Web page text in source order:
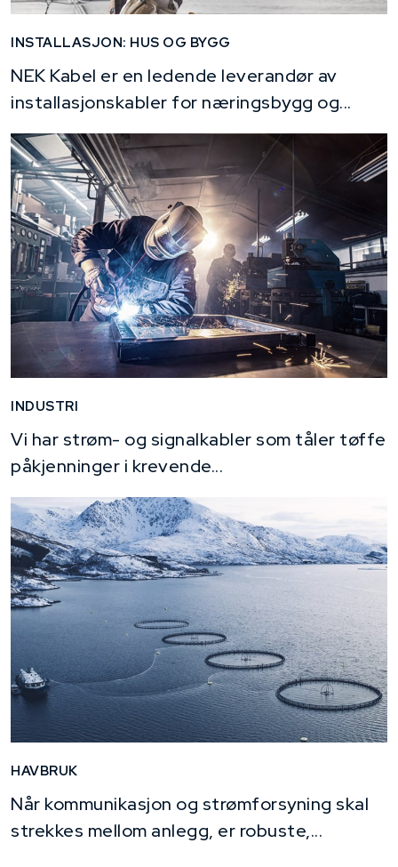
INSTALLASJON: HUS OG BYGG
NEK Kabel er en ledende leverandør av
installasjonskabler for næringsbygg og...
INDUSTRI
Vi har strøm- og signalkabler som tåler tøffe
påkjenninger i krevende...
HAVBRUK
Når kommunikasjon og strømforsyning skal
strekkes mellom anlegg, er robuste,...